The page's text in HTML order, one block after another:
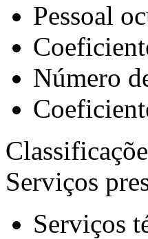
Pessoal
Número
Serviços
Serviços